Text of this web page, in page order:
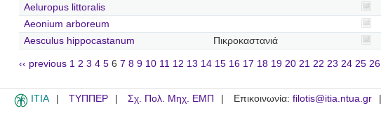
Aeluropus littoralis
Aeonium arboreum
Aesculus hippocastanum
Πικροκαστανιά
‹‹ previous 1 2 3 4 5 6 7 8 9 10 11 12 13 14 15 16 17 18 19 20 21 22 23 24 25 26
ITIA ΤΥΠΠΕΡ Σχ. Πολ. Μηχ. ΕΜΠ Επικοινωνία: filotis@itia.ntua.gr